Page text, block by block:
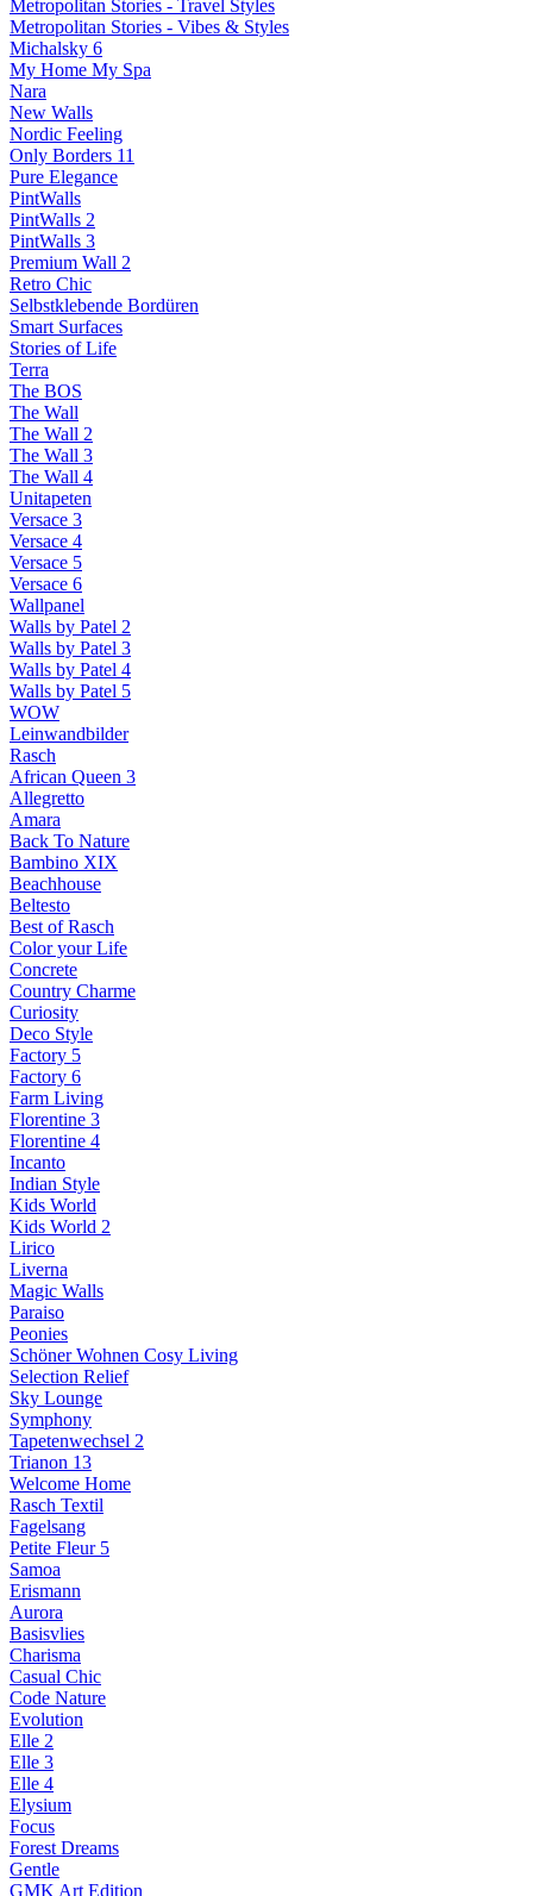
Metropolitan Stories - Travel Styles
Metropolitan Stories - Vibes & Styles
Michalsky 6
My Home My Spa
Nara
New Walls
Nordic Feeling
Only Borders 11
Pure Elegance
PintWalls
PintWalls 2
PintWalls 3
Premium Wall 2
Retro Chic
Selbstklebende Bordüren
Smart Surfaces
Stories of Life
Terra
The BOS
The Wall
The Wall 2
The Wall 3
The Wall 4
Unitapeten
Versace 3
Versace 4
Versace 5
Versace 6
Wallpanel
Walls by Patel 2
Walls by Patel 3
Walls by Patel 4
Walls by Patel 5
WOW
Leinwandbilder
Rasch
African Queen 3
Allegretto
Amara
Back To Nature
Bambino XIX
Beachhouse
Beltesto
Best of Rasch
Color your Life
Concrete
Country Charme
Curiosity
Deco Style
Factory 5
Factory 6
Farm Living
Florentine 3
Florentine 4
Incanto
Indian Style
Kids World
Kids World 2
Lirico
Liverna
Magic Walls
Paraiso
Peonies
Schöner Wohnen Cosy Living
Selection Relief
Sky Lounge
Symphony
Tapetenwechsel 2
Trianon 13
Welcome Home
Rasch Textil
Fagelsang
Petite Fleur 5
Samoa
Erismann
Aurora
Basisvlies
Charisma
Casual Chic
Code Nature
Evolution
Elle 2
Elle 3
Elle 4
Elysium
Focus
Forest Dreams
Gentle
GMK Art Edition